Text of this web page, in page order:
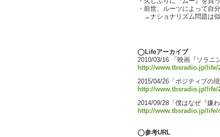
・前世、ルーツによって自
→ナショナリズム問題は
◯Lifeアーカイブ
2010/03/16 「映画『ソラニ
http://www.tbsradio.jp/life/
2015/04/26「ポジティブの
http://www.tbsradio.jp/life/
2014/09/28「僕はなぜ『嫌
http://www.tbsradio.jp/life/
◯参考URL